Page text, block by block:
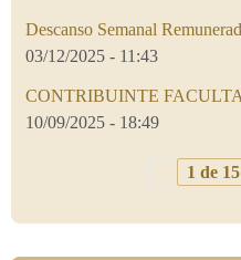
Descanso Semanal
03/12/2025 - 11:43
CONTRIBUINTE
10/09/2025 - 18:49
1 de 15